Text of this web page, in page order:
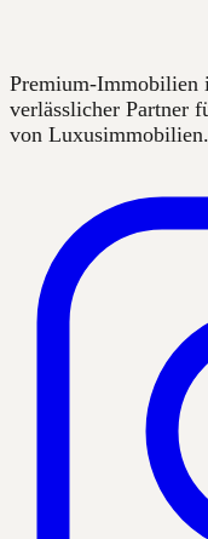
Premium-Immobilien
verlässlicher Partner
von Luxusimmobilien.